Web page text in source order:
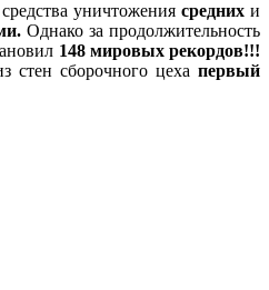
средства уничтожения средних и
Однако за продолжительность
148 мировых рекордов!!!
стен сборочного цехапервый